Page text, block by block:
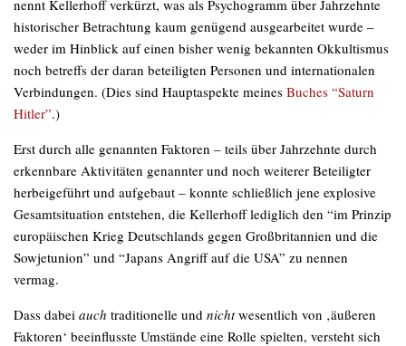
nennt Kellerhoff verkürzt, was als Psychogramm über Jahrzehnte
historischer Betrachtung kaum genügend ausgearbeitet wurde –
weder im Hinblick auf einen bisher wenig bekannten Okkultismus
noch betreffs der daran beteiligten Personen und internationalen
Verbindungen. (Dies sind Hauptaspekte meines Buches “Saturn
Hitler”.)
Erst durch alle genannten Faktoren – teils über Jahrzehnte durch
erkennbare Aktivitäten genannter und noch weiterer Beteiligter
herbeigeführt und aufgebaut – konnte schließlich jene explosive
Gesamtsituation entstehen, die Kellerhoff lediglich den “im Prinzip
europäischen Krieg Deutschlands gegen Großbritannien und die
Sowjetunion” und “Japans Angriff auf die USA” zu nennen
vermag.
Dass dabei auch traditionelle und nichtwesentlich von ‚äußeren
Faktoren‘ beeinflusste Umstände eine Rolle spielten, versteht sich